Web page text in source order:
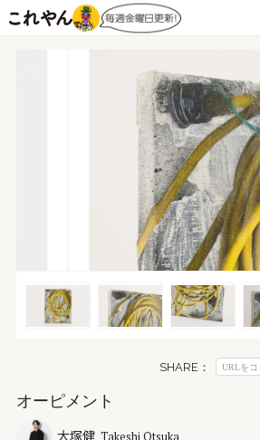
オーピメント
大塚健 Takeshi Otsuka